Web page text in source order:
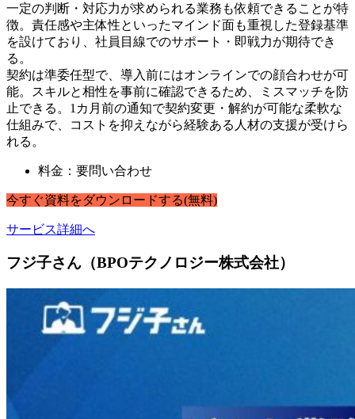
一定の判断・対応力が求められる業務も依頼できることが特
徴。責任感や主体性といったマインド面も重視した登録基準
を設けており、社員目線でのサポート・即戦力が期待でき
る。
契約は準委任型で、導入前にはオンラインでの顔合わせが可
能。スキルと相性を事前に確認できるため、ミスマッチを防
止できる。1カ月前の通知で契約変更・解約が可能な柔軟な
仕組みで、コストを抑えながら経験ある人材の支援が受けら
れる。
料金：要問い合わせ
今すぐ資料をダウンロードする(無料)
サービス詳細へ
フジ子さん（BPOテクノロジー株式会社）